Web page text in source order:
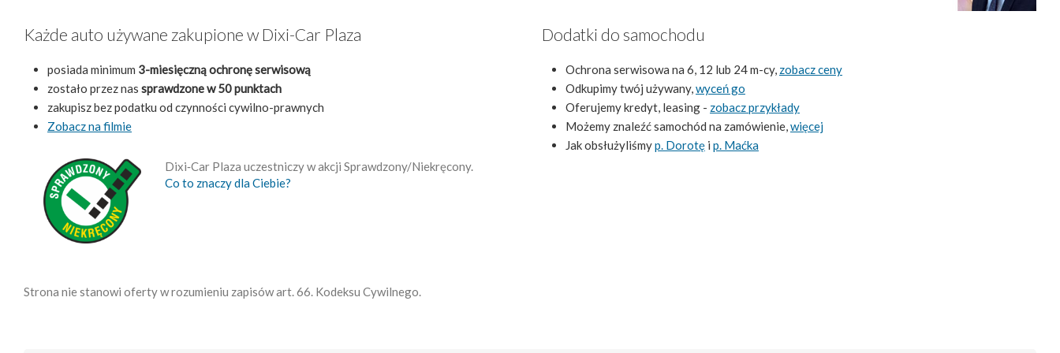
Każde auto używane zakupione w Dixi-Car Plaza
posiada minimum 3-miesięczną ochronę serwisową
zostało przez nas sprawdzone w 50 punktach
zakupisz bez podatku od czynności cywilno-prawnych
Zobacz na filmie
Dixi‑Car Plaza uczestniczy w akcji Sprawdzony/Niekręcony.
Co to znaczy dla Ciebie?
Dodatki do samochodu
Ochrona serwisowa na 6, 12 lub 24 m-cy, zobacz ceny
Odkupimy twój używany,wyceń go
Oferujemy kredyt, leasing - zobacz przykłady
Możemy znaleźć samochód na zamówienie,więcej
Jak obsłużyliśmyp. Dorotę i p. Maćka
Strona nie stanowi oferty w rozumieniu zapisów art. 66. Kodeksu Cywilnego.